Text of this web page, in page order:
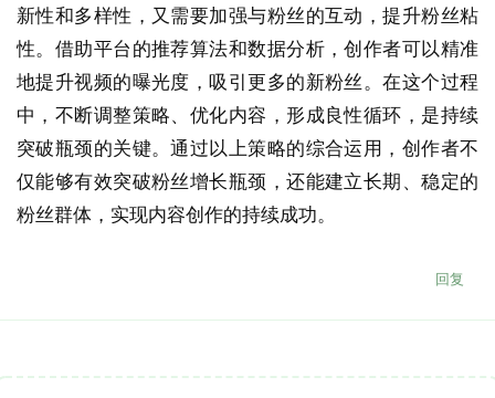
新性和多样性，又需要加强与粉丝的互动，提升粉丝粘
性。借助平台的推荐算法和数据分析，创作者可以精准
地提升视频的曝光度，吸引更多的新粉丝。在这个过程
中，不断调整策略、优化内容，形成良性循环，是持续
突破瓶颈的关键。通过以上策略的综合运用，创作者不
仅能够有效突破粉丝增长瓶颈，还能建立长期、稳定的
粉丝群体，实现内容创作的持续成功。
回复